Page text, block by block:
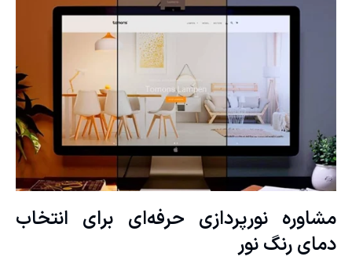
مشاوره نورپردازی حرفه‌ای برای انتخاب
دمای رنگ نور